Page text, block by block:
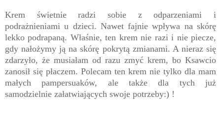
Krem świetnie radzi sobie z odparzeniami i
podrażnieniami u dzieci. Nawet fajnie wpływa na skórę
lekko podrapaną. Właśnie, ten krem nie razi i nie piecze,
gdy nałożymy ją na skórę pokrytą zmianami. A nieraz się
zdarzyło, że musiałam od razu zmyć krem, bo Ksawcio
zanosił się płaczem. Polecam ten krem nie tylko dla mam
małych pampersuaków, ale także dla tych już
samodzielnie załatwiających swoje potrzeby:) !